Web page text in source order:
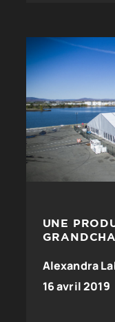
UNE
Alexandra
16 avril 2019